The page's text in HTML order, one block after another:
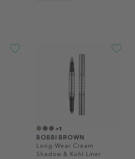
+1
BOBBI BROWN
Long-Wear Cream
Shadow & Kohl Liner